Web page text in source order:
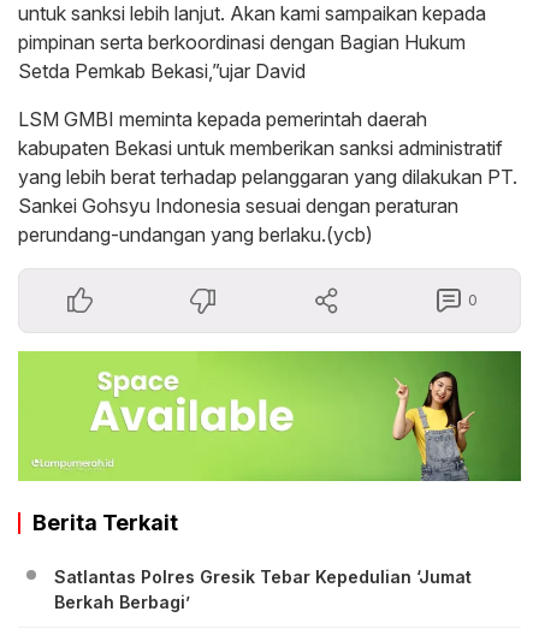
untuk sanksi lebih lanjut. Akan kami sampaikan kepada
pimpinan serta berkoordinasi dengan Bagian Hukum
Setda Pemkab Bekasi,”ujar David
LSM GMBI meminta kepada pemerintah daerah
kabupaten Bekasi untuk memberikan sanksi administratif
yang lebih berat terhadap pelanggaran yang dilakukan PT.
Sankei Gohsyu Indonesia sesuai dengan peraturan
perundang-undangan yang berlaku.(ycb)
0
Berita Terkait
Satlantas Polres Gresik Tebar Kepedulian ‘Jumat
Berkah Berbagi’